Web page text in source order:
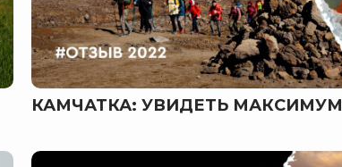
КАМЧАТКА: УВИДЕТЬ МАКСИМУМ